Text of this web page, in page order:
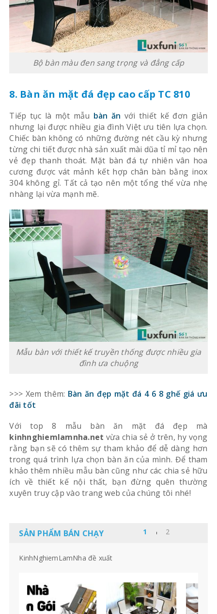
Bộ bàn màu đen sang trọng và đẳng cấp
8. Bàn ăn mặt đá đẹp cao cấp TC 810
Tiếp tục là một mẫu bàn ăn với thiết kế đơn giản
nhưng lại được nhiều gia đình Việt ưu tiên lựa chọn.
Chiếc bàn không có những đường nét cầu kỳ nhưng
từng chi tiết được nhà sản xuất mài dũa tỉ mỉ tạo nên
vẻ đẹp thanh thoát. Mặt bàn đá tự nhiên vân hoa
cương được vát mảnh kết hợp chân bàn bằng inox
304 không gỉ. Tất cả tạo nên một tổng thể vừa nhẹ
nhàng lại vừa mạnh mẽ.
Mẫu bàn với thiết kế truyền thống được nhiều gia
đình ưa chuộng
>>> Xem thêm: Bàn ăn đẹp mặt đá 4 6 8 ghế giá ưu
đãi tốt
Với top 8 mẫu bàn ăn mặt đá đẹp mà
kinhnghiemlamnha.net vừa chia sẻ ở trên, hy vọng
rằng bạn sẽ có thêm sự tham khảo để dễ dàng hơn
trong quá trình lựa chọn bàn ăn của mình. Để tham
khảo thêm nhiều mẫu bàn cũng như các chia sẻ hữu
ích về thiết kế nội thất, bạn đừng quên thường
xuyên truy cập vào trang web của chúng tôi nhé!
SẢN PHẨM BÁN CHẠY
KinhNghiemLamNha đề xuất